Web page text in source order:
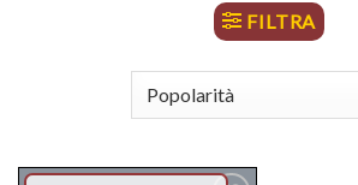
FILTRA